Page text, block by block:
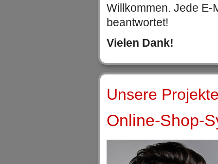
Willkommen. Jede E-
beantwortet!
Vielen Dank!
Unsere
Online-Shop-